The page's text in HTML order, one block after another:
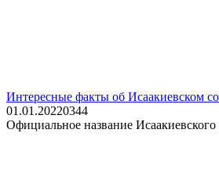
Интересные факты об Исаакиевском
01.01.20220344
Официальное название